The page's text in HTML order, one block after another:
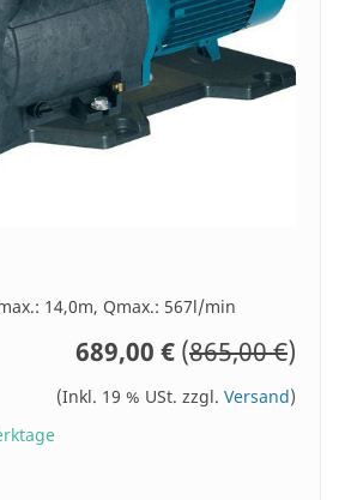
14,0m, Qmax.: 567l/min
689,00 € (865,00 €)
(Inkl. 19 % USt. zzgl. Versand)